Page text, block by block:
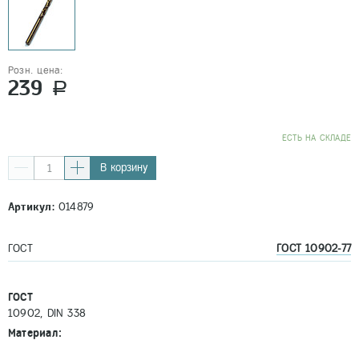
Розн. цена:
239 a
EСТЬ НА СКЛАДЕ
В корзину
Артикул:014879
ГОСТ ГОСТ 10902-77
ГОСТ
10902, DIN 338
Материал: